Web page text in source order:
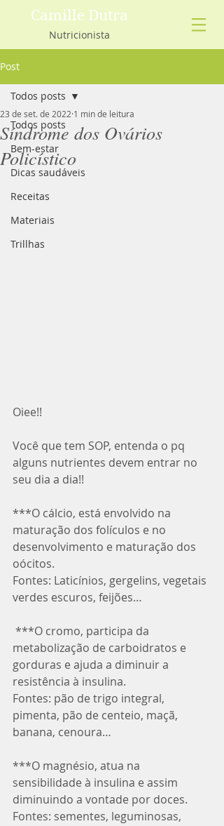
Camille Dutra
Nutricionista
Post
Todos posts
Bem-estar
Dicas saudáveis
Receitas
Materiais
Trillhas
Todos posts
Síndrome dos Ovários
Policístico
23 de set. de 2022 1 min de leitura
Oiee!!
Você que tem SOP, entenda o pq
alguns nutrientes devem entrar no
seu dia a dia!!
***O cálcio, está envolvido na
maturação dos folículos e no
desenvolvimento e maturação dos
oócitos.
Fontes: Laticínios, gergelins, vegetais
verdes escuros, feijões…
metabolização de carboidratos e
gorduras e ajuda a diminuir a
resistência à insulina.
Fontes: pão de trigo integral,
pimenta, pão de centeio, maçã,
banana, cenoura…
***O magnésio, atua na
sensibilidade à insulina e assim
diminuindo a vontade por doces.
Fontes: sementes, leguminosas,